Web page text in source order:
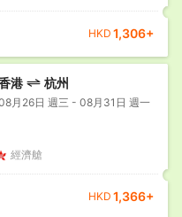
HKD 1,306+
港 杭州
月26日 週三 - 08月31日 週一
經濟艙
HKD 1,366+